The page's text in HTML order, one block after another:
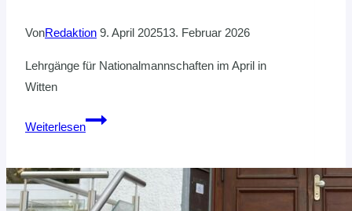
VonRedaktion 9. April 202513. Februar 2026
Lehrgänge für Nationalmannschaften im April in
Witten
Weiterlesen
Beachhandball:
U17
mit